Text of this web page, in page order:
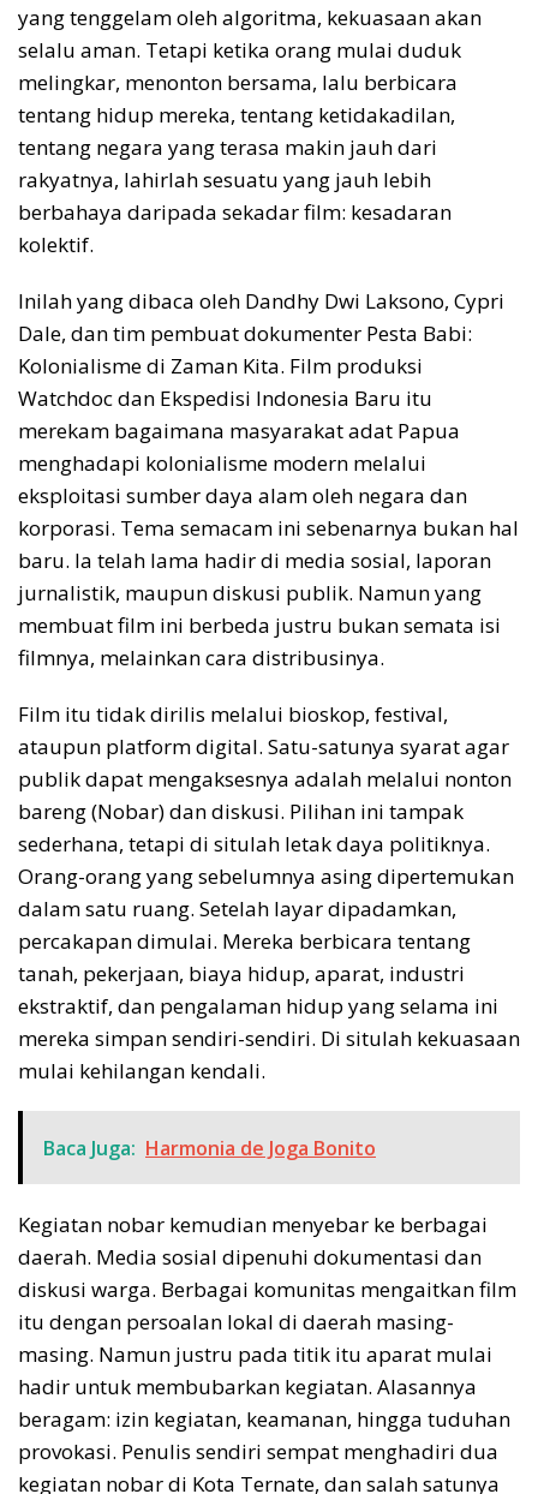
yang tenggelam oleh algoritma, kekuasaan akan
selalu aman. Tetapi ketika orang mulai duduk
melingkar, menonton bersama, lalu berbicara
tentang hidup mereka, tentang ketidakadilan,
tentang negara yang terasa makin jauh dari
rakyatnya, lahirlah sesuatu yang jauh lebih
berbahaya daripada sekadar film: kesadaran
kolektif.
Inilah yang dibaca oleh Dandhy Dwi Laksono, Cypri
Dale, dan tim pembuat dokumenter Pesta Babi:
Kolonialisme di Zaman Kita. Film produksi
Watchdoc dan Ekspedisi Indonesia Baru itu
merekam bagaimana masyarakat adat Papua
menghadapi kolonialisme modern melalui
eksploitasi sumber daya alam oleh negara dan
korporasi. Tema semacam ini sebenarnya bukan hal
baru. Ia telah lama hadir di media sosial, laporan
jurnalistik, maupun diskusi publik. Namun yang
membuat film ini berbeda justru bukan semata isi
filmnya, melainkan cara distribusinya.
Film itu tidak dirilis melalui bioskop, festival,
ataupun platform digital. Satu-satunya syarat agar
publik dapat mengaksesnya adalah melalui nonton
bareng (Nobar) dan diskusi. Pilihan ini tampak
sederhana, tetapi di situlah letak daya politiknya.
Orang-orang yang sebelumnya asing dipertemukan
dalam satu ruang. Setelah layar dipadamkan,
percakapan dimulai. Mereka berbicara tentang
tanah, pekerjaan, biaya hidup, aparat, industri
ekstraktif, dan pengalaman hidup yang selama ini
mereka simpan sendiri-sendiri. Di situlah kekuasaan
mulai kehilangan kendali.
Baca Juga: Harmonia de Joga Bonito
Kegiatan nobar kemudian menyebar ke berbagai
daerah. Media sosial dipenuhi dokumentasi dan
diskusi warga. Berbagai komunitas mengaitkan film
itu dengan persoalan lokal di daerah masing-
masing. Namun justru pada titik itu aparat mulai
hadir untuk membubarkan kegiatan. Alasannya
beragam: izin kegiatan, keamanan, hingga tuduhan
provokasi. Penulis sendiri sempat menghadiri dua
kegiatan nobar di Kota Ternate, dan salah satunya